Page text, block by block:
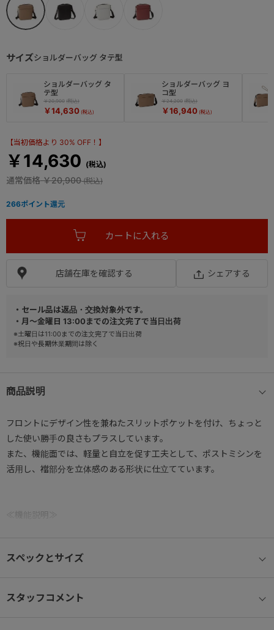
・セール品は返品・交換対象外です。
・月～金曜日 13:00までの注文完了で当日出荷
※土曜日は11:00までの注文完了で当日出荷
※祝日や長期休業期間は除く
【当初価格より 30% OFF！】
￥14,630
通常価格￥20,900
商品説明
フロントにデザイン性を兼ねたスリットポケットを付け、ちょっと
した使い勝手の良さもプラスしています。
また、機能面では、軽量と自立を促す工夫として、ポストミシンを
活用し、襠部分を立体感のある形状に仕立てています。
≪機能説明≫
プルなフラットポケット。
るインナーポケット。
スペックとサイズ
スタッフコメント
サイズショルダーバッグ タテ型
ショルダーバッグ タ
テ型
￥20,900
￥14,630
ショルダーバッグ ヨ
コ型
￥24,200
￥16,940
店舗在庫を確認する シェアする
266ポイント還元